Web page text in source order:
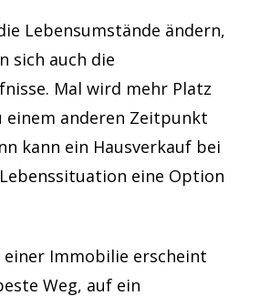
Lebensumstände ändern,
sich auch die
Mal wird mehr Platz
einem anderen Zeitpunkt
kann ein Hausverkauf bei
eine Option
einer Immobilie erscheint
Weg, auf ein